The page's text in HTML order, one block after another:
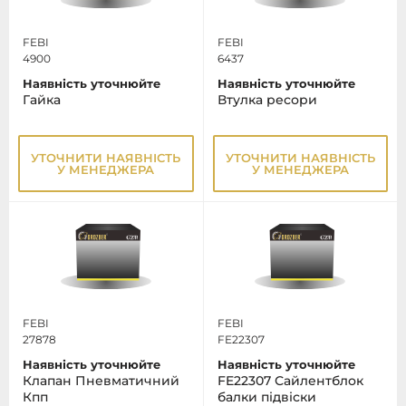
FEBI
4900
Наявність уточнюйте
Гайка
УТОЧНИТИ НАЯВНІСТЬ
У МЕНЕДЖЕРА
FEBI
6437
Наявність уточнюйте
Втулка ресори
УТОЧНИТИ НАЯВНІСТЬ
У МЕНЕДЖЕРА
FEBI
27878
Наявність уточнюйте
Клапан Пневматичний
Кпп
FEBI
FE22307
Наявність уточнюйте
FE22307 Сайлентблок
балки підвіски